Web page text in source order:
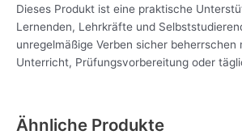
Dieses Produkt ist eine praktische
Lernenden, Lehrkräfte und
unregelmäßige Verben sicher
Unterricht, Prüfungsvorbereitung oder
Ähnliche Produkte